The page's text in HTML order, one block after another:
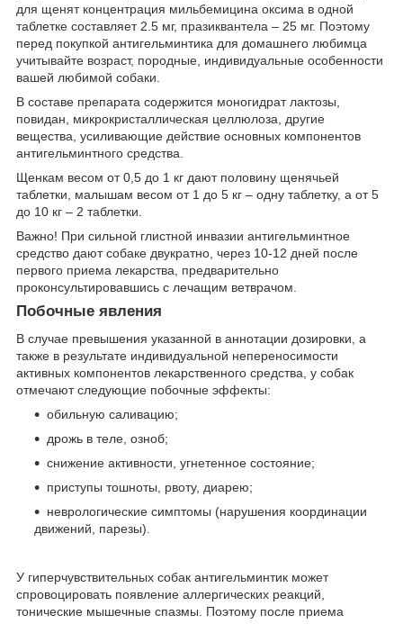
для щенят концентрация мильбемицина оксима в одной
таблетке составляет 2.5 мг, празиквантела – 25 мг. Поэтому
перед покупкой антигельминтика для домашнего любимца
учитывайте возраст, породные, индивидуальные особенности
вашей любимой собаки.
В составе препарата содержится моногидрат лактозы,
повидан, микрокристаллическая целлюлоза, другие
вещества, усиливающие действие основных компонентов
антигельминтного средства.
Щенкам весом от 0,5 до 1 кг дают половину щенячьей
таблетки, малышам весом от 1 до 5 кг – одну таблетку, а от 5
до 10 кг – 2 таблетки.
Важно! При сильной глистной инвазии антигельминтное
средство дают собаке двукратно, через 10-12 дней после
первого приема лекарства, предварительно
проконсультировавшись с лечащим ветврачом.
Побочные явления
В случае превышения указанной в аннотации дозировки, а
также в результате индивидуальной непереносимости
активных компонентов лекарственного средства, у собак
отмечают следующие побочные эффекты:
обильную саливацию;
дрожь в теле, озноб;
снижение активности, угнетенное состояние;
приступы тошноты, рвоту, диарею;
неврологические симптомы (нарушения координации
движений, парезы).
У гиперчувствительных собак антигельминтик может
спровоцировать появление аллергических реакций,
тонические мышечные спазмы. Поэтому после приема